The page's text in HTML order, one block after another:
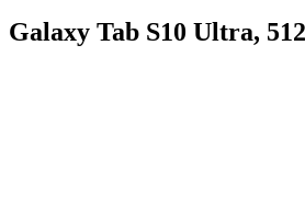
Galaxy Tab S10 Ultra,